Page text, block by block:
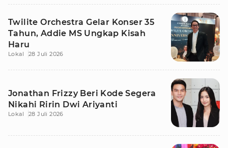
Twilite Orchestra Gelar Konser 35
Tahun, Addie MS Ungkap Kisah
Haru
Lokal 28 Juli 2026
Jonathan Frizzy Beri Kode Segera
Nikahi Ririn Dwi Ariyanti
Lokal 28 Juli 2026